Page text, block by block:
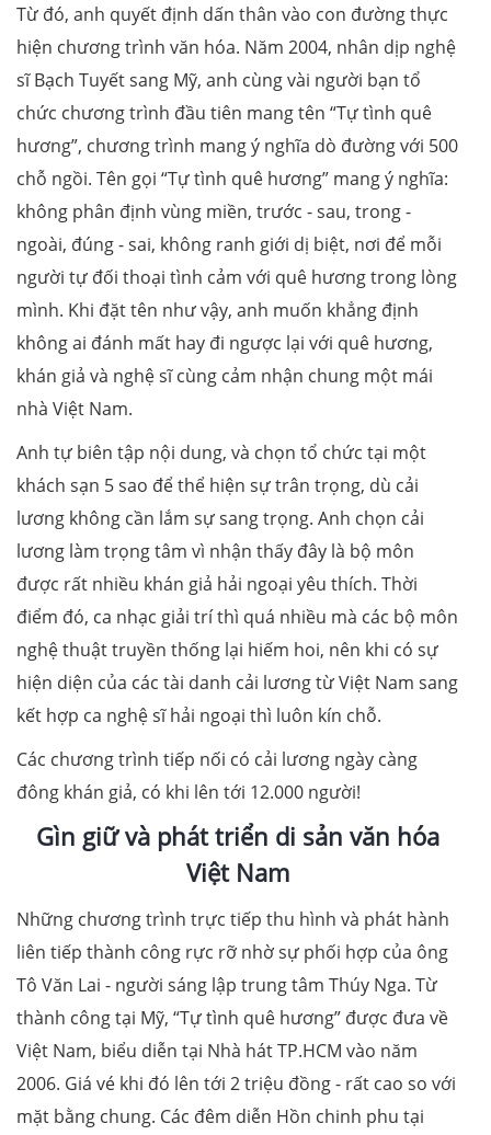
Từ đó, anh quyết định dấn thân vào con đường thực
hiện chương trình văn hóa. Năm 2004, nhân dịp nghệ
sĩ Bạch Tuyết sang Mỹ, anh cùng vài người bạn tổ
chức chương trình đầu tiên mang tên “Tự tình quê
hương”, chương trình mang ý nghĩa dò đường với 500
chỗ ngồi. Tên gọi “Tự tình quê hương” mang ý nghĩa:
không phân định vùng miền, trước - sau, trong -
ngoài, đúng - sai, không ranh giới dị biệt, nơi để mỗi
người tự đối thoại tình cảm với quê hương trong lòng
mình. Khi đặt tên như vậy, anh muốn khẳng định
không ai đánh mất hay đi ngược lại với quê hương,
khán giả và nghệ sĩ cùng cảm nhận chung một mái
nhà Việt Nam.
Anh tự biên tập nội dung, và chọn tổ chức tại một
khách sạn 5 sao để thể hiện sự trân trọng, dù cải
lương không cần lắm sự sang trọng. Anh chọn cải
lương làm trọng tâm vì nhận thấy đây là bộ môn
được rất nhiều khán giả hải ngoại yêu thích. Thời
điểm đó, ca nhạc giải trí thì quá nhiều mà các bộ môn
nghệ thuật truyền thống lại hiếm hoi, nên khi có sự
hiện diện của các tài danh cải lương từ Việt Nam sang
kết hợp ca nghệ sĩ hải ngoại thì luôn kín chỗ.
Các chương trình tiếp nối có cải lương ngày càng
đông khán giả, có khi lên tới 12.000 người!
Gìn giữ và phát triển di sản văn hóa
Việt Nam
Những chương trình trực tiếp thu hình và phát hành
liên tiếp thành công rực rỡ nhờ sự phối hợp của ông
Tô Văn Lai - người sáng lập trung tâm Thúy Nga. Từ
thành công tại Mỹ, “Tự tình quê hương” được đưa về
Việt Nam, biểu diễn tại Nhà hát TP.HCM vào năm
2006. Giá vé khi đó lên tới 2 triệu đồng - rất cao so với
mặt bằng chung. Các đêm diễn Hồn chinh phu tại